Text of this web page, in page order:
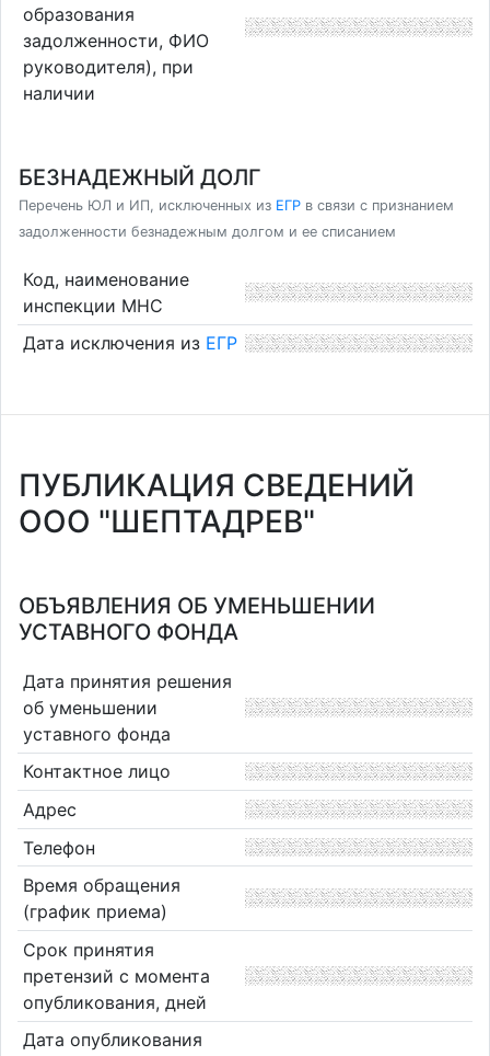
образования
задолженности, ФИО
руководителя), при
наличии
БЕЗНАДЕЖНЫЙ ДОЛГ
Перечень ЮЛ и ИП, исключенных из ЕГР в связи с признанием
задолженности безнадежным долгом и ее списанием
Код, наименование
инспекции МНС
Дата исключения из ЕГР
ПУБЛИКАЦИЯ СВЕДЕНИЙ
ООО "ШЕПТАДРЕВ"
ОБЪЯВЛЕНИЯ ОБ УМЕНЬШЕНИИ
УСТАВНОГО ФОНДА
Дата принятия решения
об уменьшении
уставного фонда
Контактное лицо
Адрес
Телефон
Время обращения
(график приема)
Срок принятия
претензий с момента
опубликования, дней
Дата опубликования